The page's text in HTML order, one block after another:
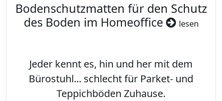
Bodenschutzmatten für den Schutz
des Boden im Homeoffice
lesen
Jeder kennt es, hin und her mit dem
Bürostuhl... schlecht für Parket- und
Teppichböden Zuhause.